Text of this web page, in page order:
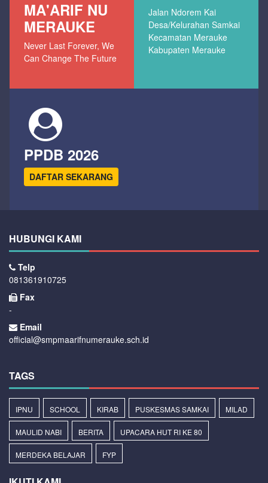
MA'ARIF NU
MERAUKE
Never Last Forever, We
Can Change The Future
Jalan Ndorem Kai
Desa/Kelurahan Samkai
Kecamatan Merauke
Kabupaten Merauke
PPDB 2026
DAFTAR SEKARANG
HUBUNGI KAMI
Telp
081361910725
Fax
-
Email
official@smpmaarifnumerauke.sch.id
TAGS
IPNU SCHOOL KIRAB PUSKESMAS SAMKAI MILAD
MAULID NABI BERITA UPACARA HUT RI KE 80
MERDEKA BELAJAR FYP